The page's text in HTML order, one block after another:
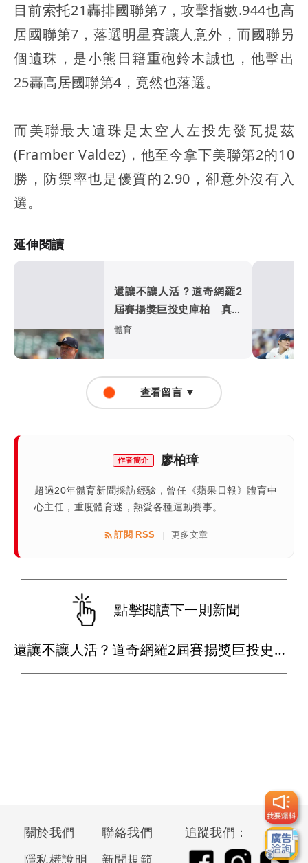
目前索托21轟排國聯第7，攻擊指數.944也高
居國聯第7，落選明星賽讓人意外，而國聯另
個遺珠，是小熊日籍重砲鈴木誠也，他擊出
25轟高居國聯第4，竟然也落選。
而美聯最大遺珠是太空人左投先發瓦提茲
(Framber Valdez)，他至今拿下美聯第2的10
勝，防禦率也是優質的2.90，卻意外沒有入
選。
延伸閱讀
還讓不讓人活？道奇網羅2
屆賽揚獎巨投史庫柏 真的
是宇宙道奇
體育
查看留言 ▼
作者簡介 廖柏璋
超過20年體育新聞採訪經驗，曾任《蘋果日報》體育中
心主任，重度體育迷，熱愛各種運動賽事。
訂閱 RSS | 更多文章
點擊閱讀下一則新聞
還讓不讓人活？道奇網羅2屆賽揚獎巨投史庫柏 真的是宇宙道奇
關於我們
聯絡我們
追蹤我們：